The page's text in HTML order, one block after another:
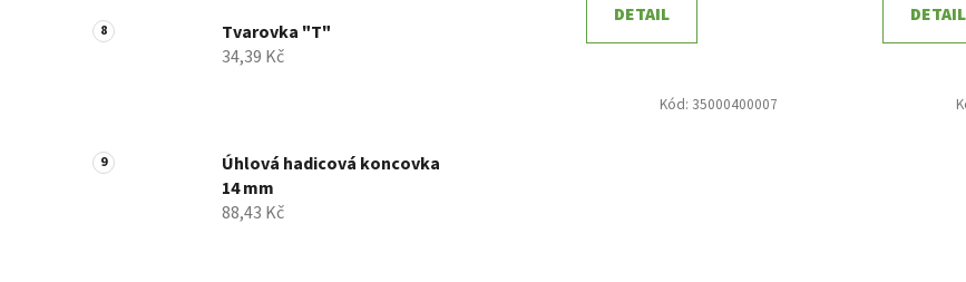
Tvarovka "T"
34,39 Kč
Úhlová hadicová koncovka
14 mm
88,43 Kč
DETAIL DETAIL
Kód: 35000400007